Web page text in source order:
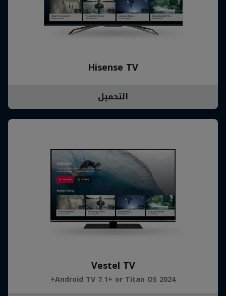
Hisense TV
التحميل
Vestel TV
Android TV 7.1+ or Titan OS 2024+